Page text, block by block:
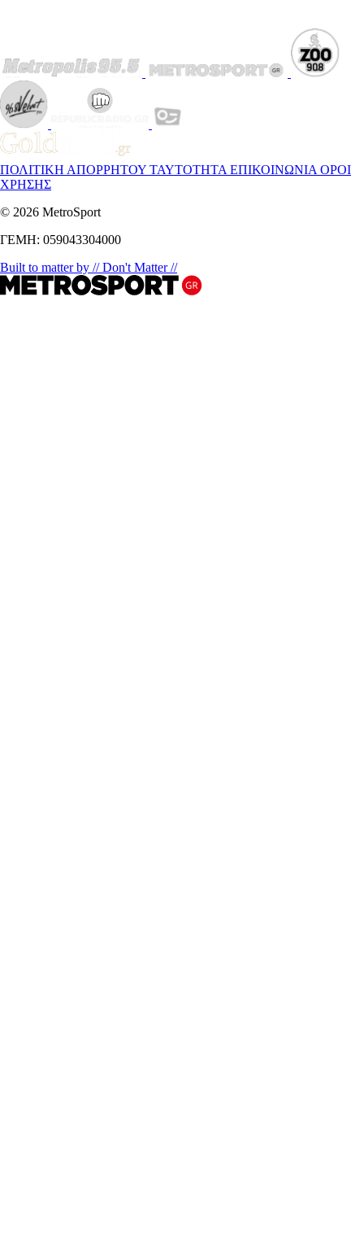
ΠΟΛΙΤΙΚΗ ΑΠΟΡΡΗΤΟΥ ΤΑΥΤΟΤΗΤΑ ΕΠΙΚΟΙΝΩΝΙΑ ΟΡΟΙ
ΧΡΗΣΗΣ
© 2026 MetroSport
ΓΕΜΗ: 059043304000
Built to matter by // Don't Matter //